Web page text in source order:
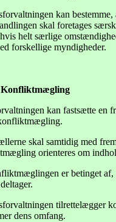
kan bestemme,
skal foretages
helt særlige
forskellige myndigheder.
Konfliktmægling
kan fastsætte en
skal samtidig med
orienteres om
er betinget af,
tilrettelægger
dens omfang.